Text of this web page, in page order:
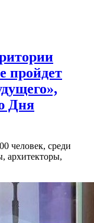
пройдет
Дня
человек, среди
архитекторы,